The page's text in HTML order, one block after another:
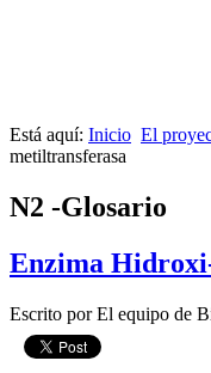
Está aquí: Inicio El
metiltransferasa
N2 -Glosario
Enzima
Escrito por El equipo de